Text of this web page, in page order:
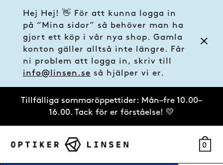
Hej Hej! 👋 För att kunna logga in
på “Mina sidor” så behöver man ha
gjort ett köp i vår nya shop. Gamla
konton gäller alltså inte längre. Får
ni problem att logga in, skriv till
info@linsen.se så hjälper vi er.
Tillfälliga sommaröppettider: Mån–fre 10.00–
16.00. Tack för er förståelse! 💛
0